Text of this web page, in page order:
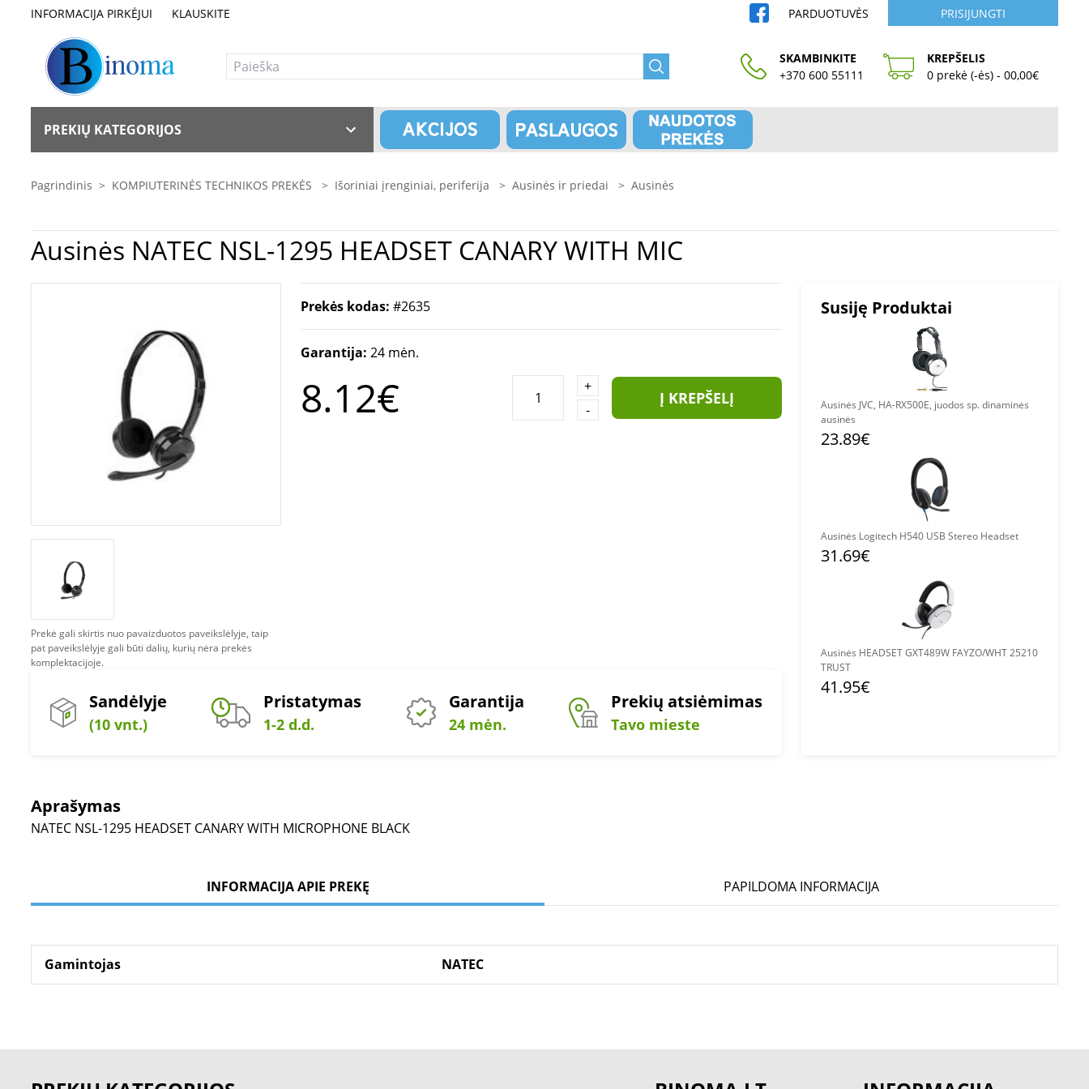
INFORMACIJA PIRKĖJUI KLAUSKITE PARDUOTUVĖS PRISIJUNGTI
SKAMBINKITE
+370 600 55111
KREPŠELIS
0 prekė (-ės) - 00,00€
PREKIŲ KATEGORIJOS
Pagrindinis > KOMPIUTERINĖS TECHNIKOS PREKĖS > Išoriniai įrenginiai, periferija > Ausinės ir priedai > Ausinės
Ausinės NATEC NSL-1295 HEADSET CANARY WITH MIC
Prekė gali skirtis nuo pavaizduotos paveikslėlyje, taip
pat paveikslėlyje gali būti dalių, kurių nėra prekės
komplektacijoje.
Prekės kodas: #2635
Garantija: 24 mėn.
8.12€
+
-
Į KREPŠELĮ
Sandėlyje
(10 vnt.)
Pristatymas
1-2 d.d.
Garantija
24 mėn.
Prekių atsiėmimas
Tavo mieste
Susiję Produktai
Ausinės JVC, HA-RX500E, juodos sp. dinaminės
ausinės
23.89€
Ausinės Logitech H540 USB Stereo Headset
31.69€
Ausinės HEADSET GXT489W FAYZO/WHT 25210
TRUST
41.95€
Aprašymas
NATEC NSL-1295 HEADSET CANARY WITH MICROPHONE BLACK
INFORMACIJA APIE PREKĘ PAPILDOMA INFORMACIJA
Gamintojas NATEC